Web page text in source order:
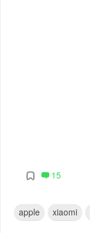
15
apple xiaomi